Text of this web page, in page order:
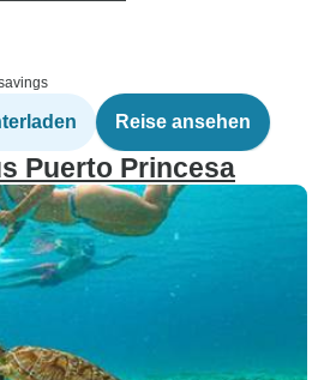
Reise ansehen
Puerto Princesa